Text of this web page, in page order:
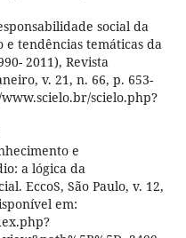
social da
tendências temáticas da
2011), Revista
v. 21, n. 66, p. 653-
scielo.php?
e
a lógica da
EccoS, São Paulo, v. 12,
em: